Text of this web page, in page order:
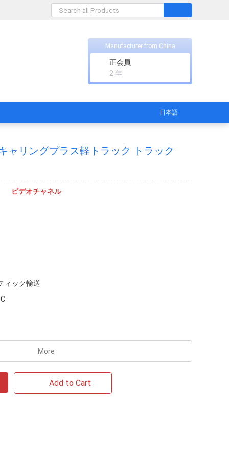
Manufacturer from China
正会員
2 年
日本語
ャリングプラス軽トラック トラック
ビデオチャネル
ィック輸送
More
Add to Cart